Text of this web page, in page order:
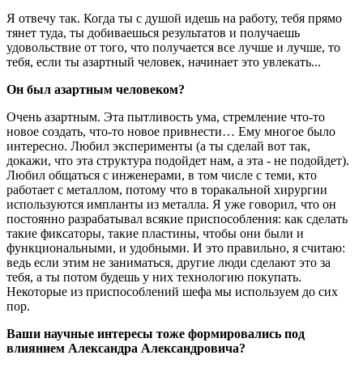
Я отвечу так. Когда ты с душой идешь на работу, тебя прямо
тянет туда, ты добиваешься результатов и получаешь
удовольствие от того, что получается все лучше и лучше, то
тебя, если ты азартный человек, начинает это увлекать...
Он был азартным человеком?
Очень азартным. Эта пытливость ума, стремление что-то
новое создать, что-то новое привнести… Ему многое было
интересно. Любил эксперименты (а ты сделай вот так,
докажи, что эта структура подойдет нам, а эта - не подойдет).
Любил общаться с инженерами, в том числе с теми, кто
работает с металлом, потому что в торакальной хирургии
используются импланты из металла. Я уже говорил, что он
постоянно разрабатывал всякие приспособления: как сделать
такие фиксаторы, такие пластины, чтобы они были и
функциональными, и удобными. И это правильно, я считаю:
ведь если этим не заниматься, другие люди сделают это за
тебя, а ты потом будешь у них технологию покупать.
Некоторые из приспособлений шефа мы используем до сих
пор.
Ваши научные интересы тоже формировались под
влиянием Александра Александровича?